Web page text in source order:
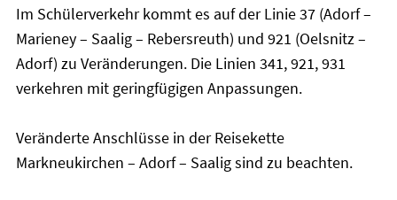
Im Schülerverkehr kommt es auf der Linie 37 (Adorf –
Marieney – Saalig – Rebersreuth) und 921 (Oelsnitz –
Adorf) zu Veränderungen. Die Linien 341, 921, 931
verkehren mit geringfügigen Anpassungen.
Veränderte Anschlüsse in der Reisekette
Markneukirchen – Adorf – Saalig sind zu beachten.